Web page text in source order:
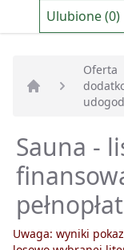
Ulubione (0)
Strona główna
Oferta
Sauna -
Uwaga: wyniki